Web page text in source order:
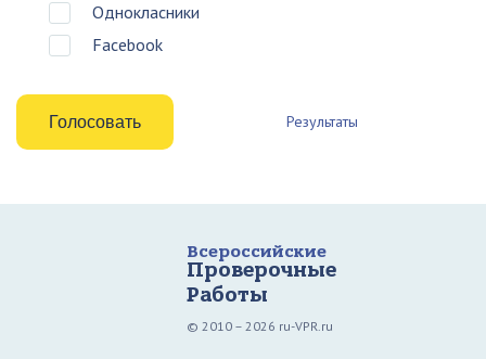
Однокласники
Facebook
Результаты
Всероссийские
Проверочные
Работы
© 2010 – 2026 ru-VPR.ru